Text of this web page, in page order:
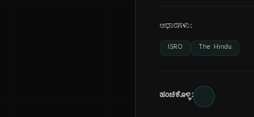
ಆಧಾರಗಳು:
ISRO The Hindu
ಹಂಚಿಕೊಳ್ಳಿ: